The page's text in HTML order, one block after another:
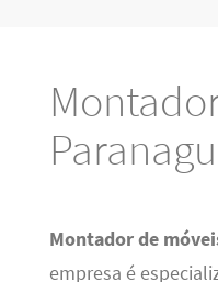
Montador de
empresa é